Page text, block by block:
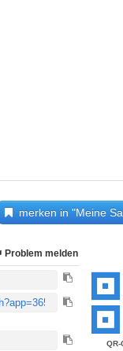
merken in "Meine
QR-
Problem melden